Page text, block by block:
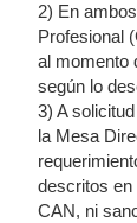
2) En
Profesional
al momento
según lo
3) A
la Mesa
descritos en
CAN, ni